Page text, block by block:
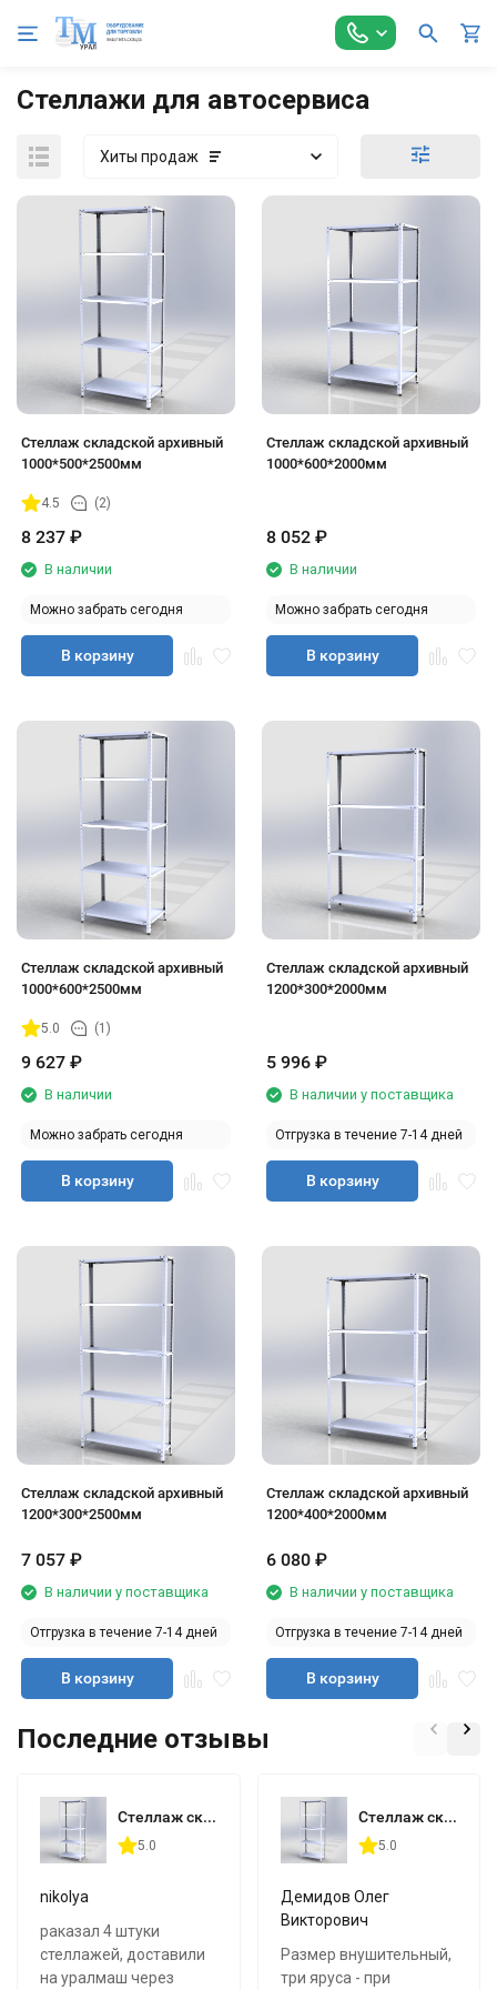
Главная По типу предприятия Промышленные Для
Стеллажи для автосервиса
Хиты продаж
Стеллаж складской архивный
1000*500*2500мм
4.5 (2)
8 237 ₽
В наличии
Можно забрать сегодня
В корзину
Стеллаж складской архивный
1000*600*2000мм
8 052 ₽
В наличии
Можно забрать сегодня
В корзину
Стеллаж складской архивный
1000*600*2500мм
5.0 (1)
9 627 ₽
В наличии
Можно забрать сегодня
В корзину
Стеллаж складской архивный
1200*300*2000мм
5 996 ₽
В наличии у поставщика
Отгрузка в течение 7-14 дней
В корзину
Стеллаж складской архивный
1200*300*2500мм
7 057 ₽
В наличии у поставщика
Отгрузка в течение 7-14 дней
В корзину
Стеллаж складской архивный
1200*400*2000мм
6 080 ₽
В наличии у поставщика
Отгрузка в течение 7-14 дней
В корзину
Последние отзывы
Стеллаж складской архивный 1000*600*2500мм
5.0
nikolya
pаказал 4 штуки
стеллажей, доставили
на уралмаш через
Стеллаж складской архивный 1000*500*2500мм
5.0
Демидов Олег
Викторович
Размер внушительный,
три яруса - при